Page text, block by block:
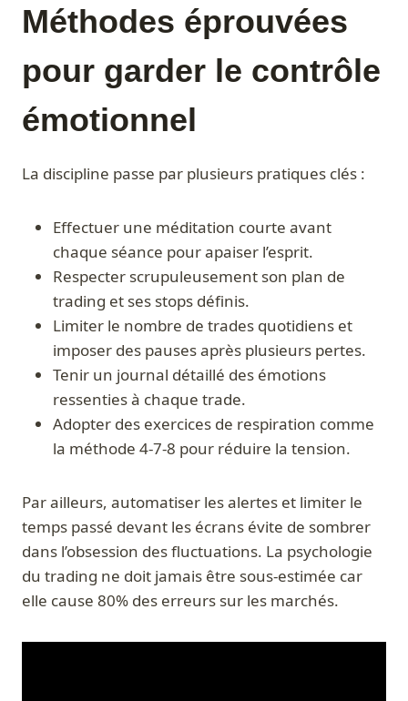
Méthodes éprouvées
pour garder le contrôle
émotionnel
La discipline passe par plusieurs pratiques clés :
Effectuer une méditation courte avant
chaque séance pour apaiser l’esprit.
Respecter scrupuleusement son plan de
trading et ses stops définis.
Limiter le nombre de trades quotidiens et
imposer des pauses après plusieurs pertes.
Tenir un journal détaillé des émotions
ressenties à chaque trade.
Adopter des exercices de respiration comme
la méthode 4-7-8 pour réduire la tension.
Par ailleurs, automatiser les alertes et limiter le
temps passé devant les écrans évite de sombrer
dans l’obsession des fluctuations. La psychologie
du trading ne doit jamais être sous-estimée car
elle cause 80% des erreurs sur les marchés.